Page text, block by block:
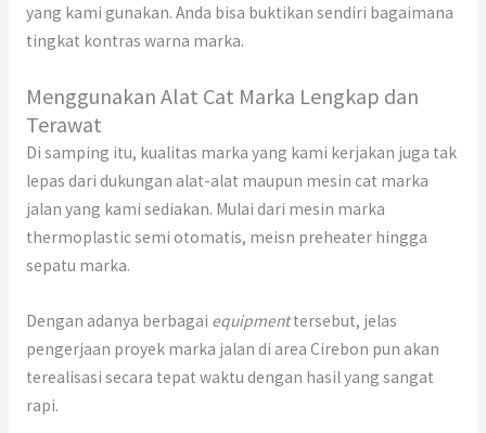
yang kami gunakan. Anda bisa buktikan sendiri bagaimana
tingkat kontras warna marka.
Menggunakan Alat Cat Marka Lengkap dan
Terawat
Di samping itu, kualitas marka yang kami kerjakan juga tak
lepas dari dukungan alat-alat maupun mesin cat marka
jalan yang kami sediakan. Mulai dari mesin marka
thermoplastic semi otomatis, meisn preheater hingga
sepatu marka.
Dengan adanya berbagai equipmenttersebut, jelas
pengerjaan proyek marka jalan di area Cirebon pun akan
terealisasi secara tepat waktu dengan hasil yang sangat
rapi.